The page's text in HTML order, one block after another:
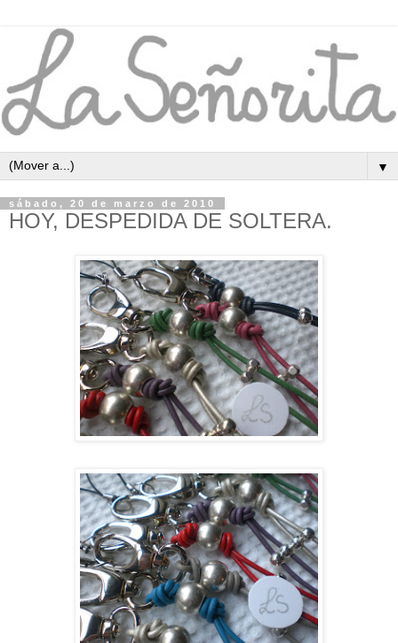
▼
sábado, 20 de marzo de 2010
HOY, DESPEDIDA DE SOLTERA.